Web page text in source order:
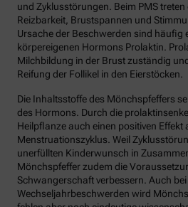
und Zyklusstörungen. Beim PMS
Reizbarkeit, Brustspannen und
Ursache der Beschwerden sind häufig
körpereigenen Hormons Prolaktin.
Milchbildung in der Brust zuständig
Reifung der Follikel in den Eierstöcken.
Die Inhaltsstoffe des Mönchspfeffers
des Hormons. Durch die
Heilpflanze auch einen positiven Effekt
Menstruationszyklus. Weil
unerfüllten Kinderwunsch in
Mönchspfeffer zudem die
Schwangerschaft verbessern. Auch
Wechseljahrbeschwerden wird